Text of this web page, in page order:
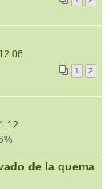
1 2
de la quema